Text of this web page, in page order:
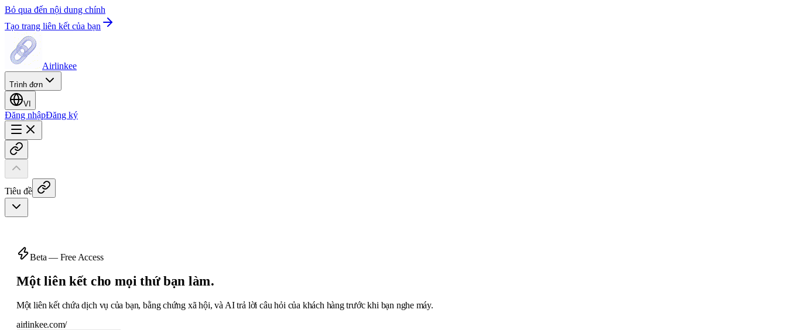
Bỏ qua đến nội dung chính
Tạo trang liên kết của bạn
Airlinkee
Trình đơn
VI
Đăng nhậpĐăng ký
Tiêu đề
Beta — Free Access
Một liên kết cho mọi thứ bạn làm.
Một liên kết chứa dịch vụ của bạn, bằng chứng xã hội, và AI trả lời câu hỏi của khách hàng trước khi bạn nghe máy.
airlinkee.com/